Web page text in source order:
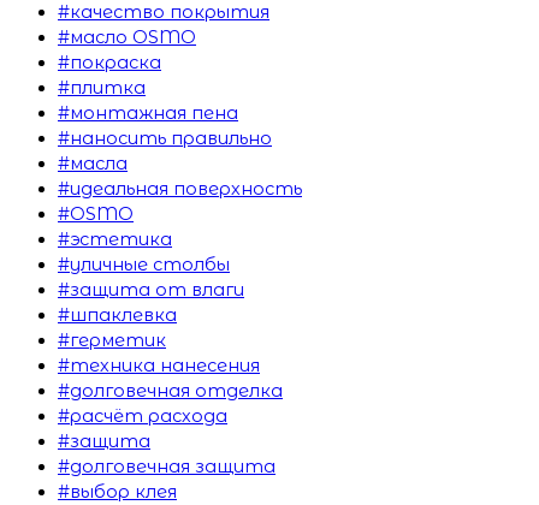
#качество покрытия
#масло OSMO
#покраска
#плитка
#монтажная пена
#наносить правильно
#масла
#идеальная поверхность
#OSMO
#эстетика
#уличные столбы
#защита от влаги
#шпаклевка
#герметик
#техника нанесения
#долговечная отделка
#расчёт расхода
#защита
#долговечная защита
#выбор клея